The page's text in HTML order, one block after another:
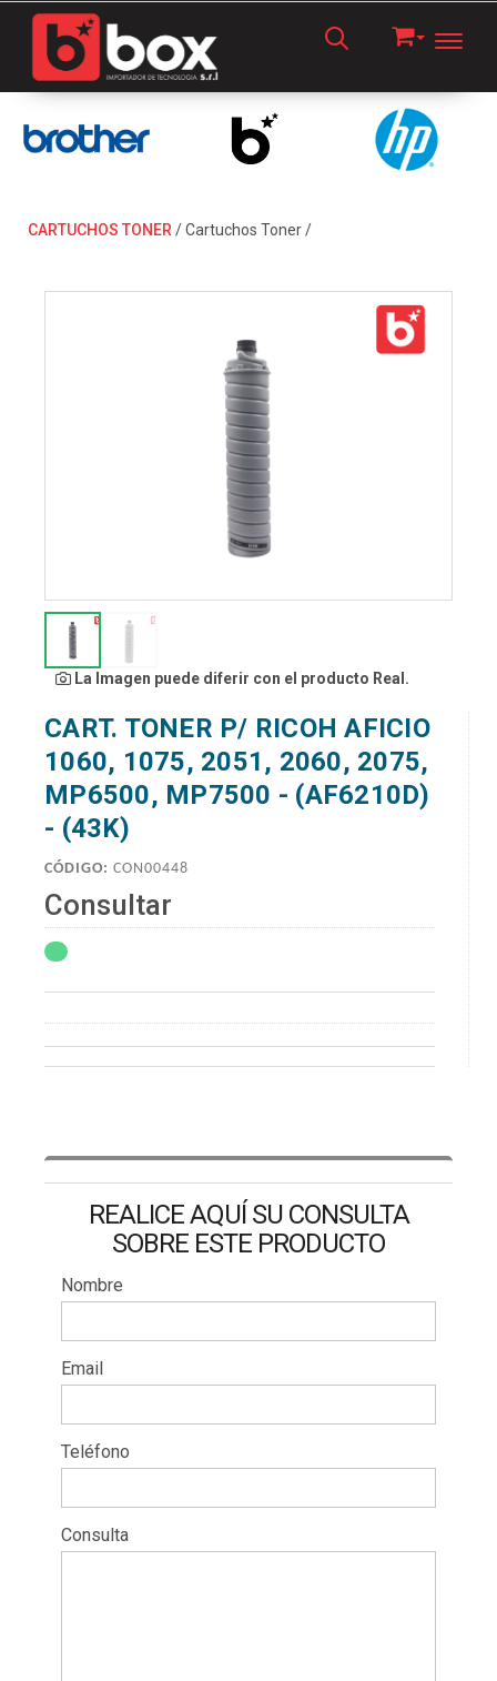
CARTUCHOS TONER/Cartuchos Toner/
La Imagen puede diferir con el producto Real.
CART. TONER P/ RICOH AFICIO
1060, 1075, 2051, 2060, 2075,
MP6500, MP7500 - (AF6210D)
- (43K)
CÓDIGO: CON00448
Consultar
REALICE AQUÍ SU CONSULTA
SOBRE ESTE PRODUCTO
Nombre
Email
Teléfono
Consulta